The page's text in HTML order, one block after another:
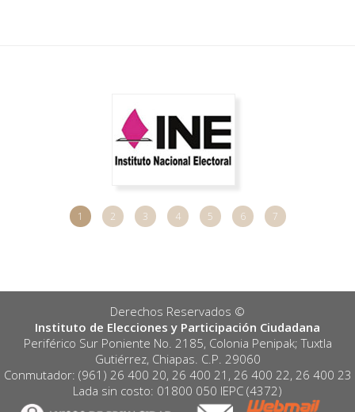
1 2 3 4 5 6 7
Derechos Reservados ©️
Instituto de Elecciones y Participación Ciudadana
Periférico Sur Poniente No. 2185, Colonia Penipak; Tuxtla
Gutiérrez, Chiapas. C.P. 29060
Conmutador: (961) 26 400 20, 26 400 21, 26 400 22, 26 400 23
Lada sin costo: 01800 050 IEPC (4372)